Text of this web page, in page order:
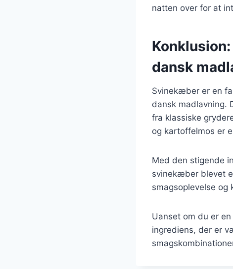
natten over for at
dansk
Svinekæber er en
dansk madlavning.
fra klassiske
og kartoffelmos er
Med den stigende
svinekæber blevet
smagsoplevelse
Uanset om du er
ingrediens, der er